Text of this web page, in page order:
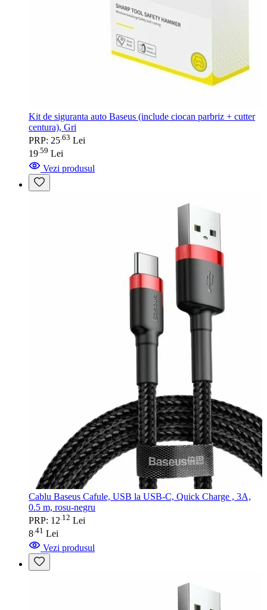
Kit de siguranta auto Baseus (include ciocan parbriz + cutter
centura), Gri
PRP: 25 63 Lei
19 59 Lei
Vezi produsul
Cablu Baseus Cafule, USB la USB-C, Quick Charge , 3A,
0.5 m, rosu-negru
PRP: 12 12 Lei
8 41 Lei
Vezi produsul